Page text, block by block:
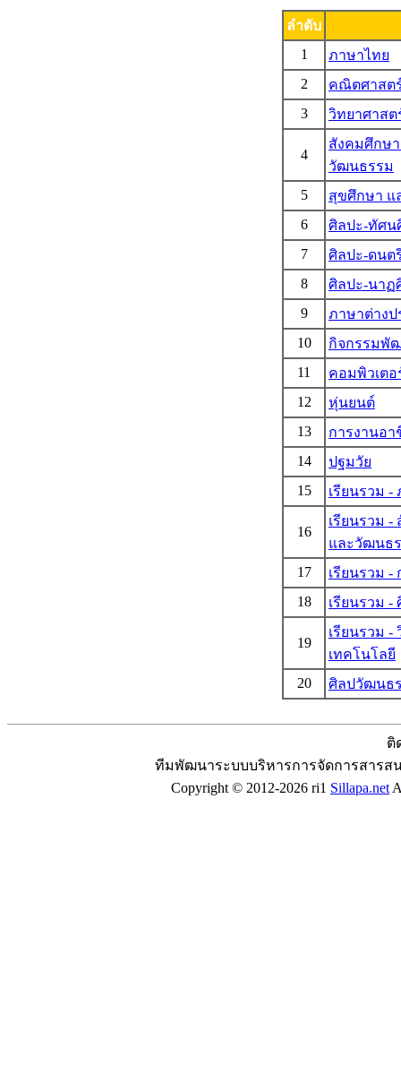
ลำดับ
1
ภาษาไทย
2
คณิตศาสต
3
วิทยาศาสต
4
สังคมศึกษ
วัฒนธรรม
5
สุขศึกษา แ
6
ศิลปะ-ทัศน
7
ศิลปะ-ดนต
8
ศิลปะ-นาฏ
9
ภาษาต่างป
10
กิจกรรมพั
11
คอมพิวเตอ
12
หุ่นยนต์
13
การงานอา
14
ปฐมวัย
15
เรียนรวม -
16
เรียนรวม
และวัฒนธ
17
เรียนรวม -
18
เรียนรวม -
19
เรียนรวม -
เทคโนโลยี
20
ศิลปวัฒนธ
ติ
ทีมพัฒนาระบบบริหารการจัดการสารส
Copyright © 2012-2026 ri1 Sillapa.net